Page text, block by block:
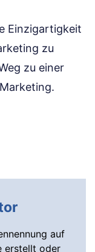
Einzigartigkeit
zu
zu einer
auf
erstellt oder